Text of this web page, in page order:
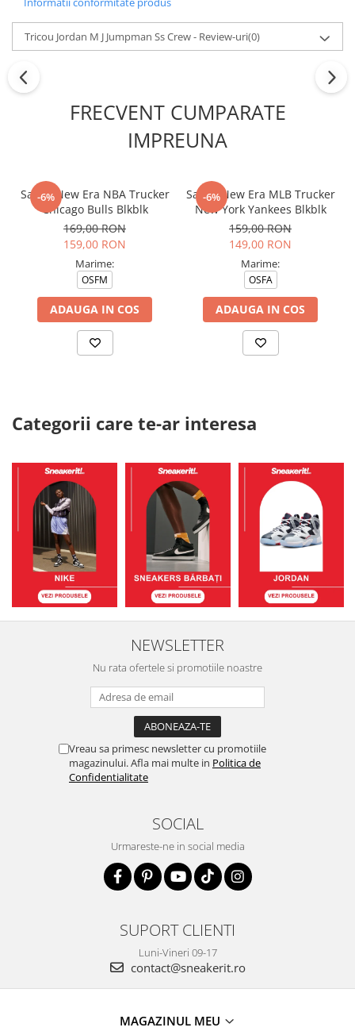
Tricou Jordan M J Jumpman Ss Crew - Review-uri(0)
FRECVENT CUMPARATE
IMPREUNA
-6%
Sapca New Era NBA Trucker
Chicago Bulls Blkblk
169,00 RON
159,00 RON
Marime:
OSFM
ADAUGA IN COS
-6%
Sapca New Era MLB Trucker
New York Yankees Blkblk
159,00 RON
149,00 RON
Marime:
OSFA
ADAUGA IN COS
Categorii care te-ar interesa
NEWSLETTER
Nu rata ofertele si promotiile noastre
Vreau sa primesc newsletter cu promotiile
magazinului. Afla mai multe in Politica de
Confidentialitate
SOCIAL
Urmareste-ne in social media
SUPORT CLIENTI
Luni-Vineri 09-17
contact@sneakerit.ro
MAGAZINUL MEU